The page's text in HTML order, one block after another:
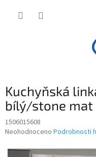
Kuchyňská
bílý/stone mat
1506015608
Průměrné
produktu
Neohodnoceno Podrobnosti